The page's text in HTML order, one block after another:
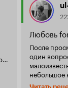
Любовь
После
один
небольшое
никогда не